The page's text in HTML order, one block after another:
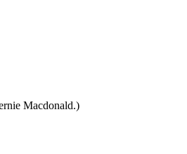
Macdonald.)